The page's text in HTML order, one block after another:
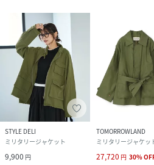
STYLE DELI
ミリタリージャケット
9,900 円
TOMORROWLAND
ミリタリージャケッ
27,720 円 30%